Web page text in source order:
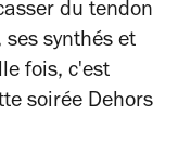
du tendon
ses synthés et
fois, c'est
soirée Dehors